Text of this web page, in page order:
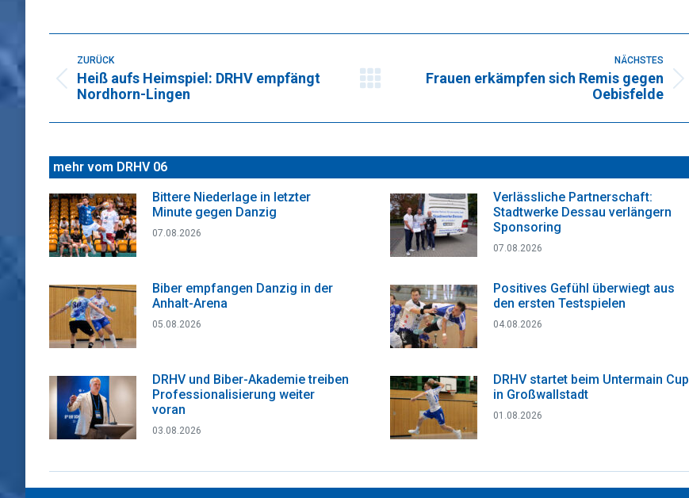
Facebook
X
WhatsAppPinterestLinkedIn
ZURÜCK
Vorheriger
Heiß aufs Heimspiel: DRHV empfängt
Nordhorn-Lingen
NÄCHSTES
Nächster
Frauen erkämpfen sich Remis gegen
Oebisfelde
mehr vom DRHV 06
Bittere Niederlage in letzter
Minute gegen Danzig
07.08.2026
Verlässliche Partnerschaft:
Stadtwerke Dessau verlängern
Sponsoring
07.08.2026
Biber empfangen Danzig in der
Anhalt-Arena
05.08.2026
Positives Gefühl überwiegt aus
den ersten Testspielen
04.08.2026
DRHV und Biber-Akademie treiben
Professionalisierung weiter
voran
03.08.2026
DRHV startet beim Untermain Cup
in Großwallstadt
01.08.2026